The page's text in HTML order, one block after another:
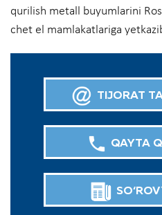
qurilish metall buyumlarini
chet el mamlakatlariga
TIJORAT
QAYTA